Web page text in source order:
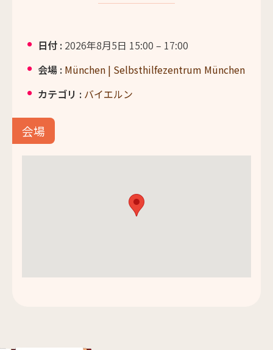
日付 : 2026年8月5日 15:00 – 17:00
会場 : München | Selbsthilfezentrum München
カテゴリ : バイエルン
会場